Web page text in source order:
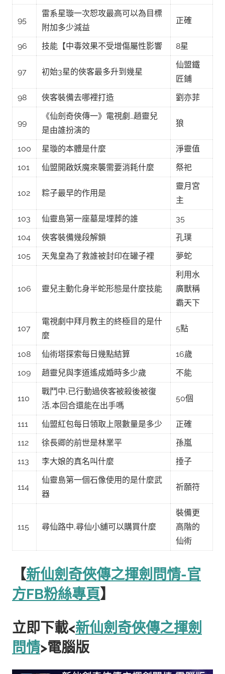
95
雷系星璇一次恕攻最高可以為目標
附加多少減益
正確
96 技能【中毒效果不受增傷屬性影響 8星
97 初始3星的俠客最多升到幾星
仙盟鐵
匠鋪
98
俠客裝備去哪裡打造 劉亦菲
99
《仙劍奇俠傳一》電視劇…趙靈兒
是由誰扮演的
狼
100 星璇的本體是什麼
淨靈值
101
仙盟開啟妖魔來襲需要消耗什麼 祭祀
102 粽子最早的作用是
靈月宮
主
103
仙靈島第一座墓是埋葬的誰
35
104
俠客裝備幾段解鎖
孔璞
105
天鬼皇為了救誰被封印在罐子裡 夢蛇
106 靈兒主動化身半蛇形態是什麼技能
利用水
廣獸稱
霸天下
107
電視劇中拜月教主的終極目的是什
麼
5點
108 仙術塔探索每日幾點結算
16歲
109
趙靈兒與李道遙成婚時多少歲 不能
110
戰鬥中,已行動過俠客被殺後被復
活,本回合還能在出手嗎
50個
111 仙盟紅包每日領取上限數量是多少
正確
112
徐長卿的前世是林業平
孫嵐
113
李大娘的真名叫什麼 捶子
114
仙靈島第一個石像使用的是什麼武
器
祈願符
115 尋仙路中,尋仙小舖可以購買什麼
裝備更
高階的
仙術
【新仙劍奇俠傳之揮劍問情-官
方FB粉絲專頁】
立即下載<新仙劍奇俠傳之揮劍
問情>電腦版